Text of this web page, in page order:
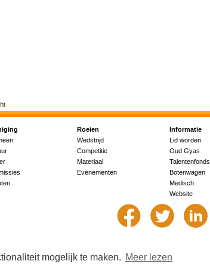
mogelijk te maken. Meer lezen
Roeien
Wedstrijd
Competitie
Materiaal
Evenementen
Informatie
Lid worden
Oud Gyas
Talentenfonds
Botenwagen
Medisch
Website